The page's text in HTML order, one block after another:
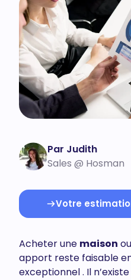
Par Judith
Sales @ Hosman
Votre
Acheter une maison ou
apport reste faisable
exceptionnel . Il n’existe